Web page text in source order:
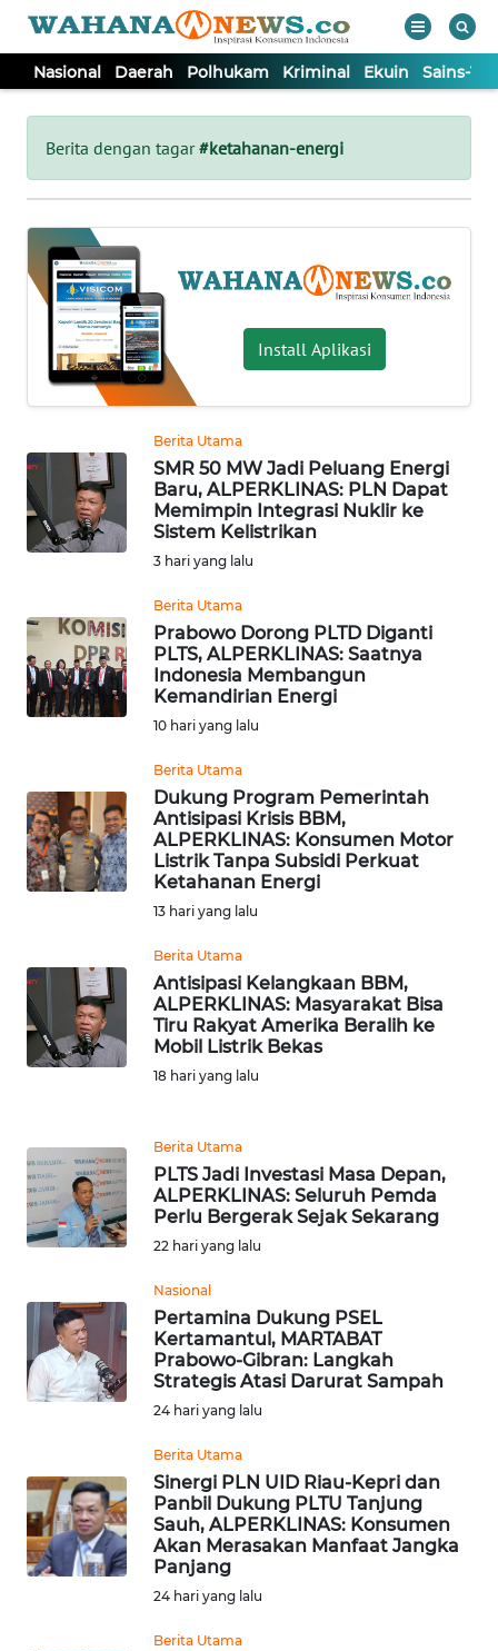
Nasional Daerah Polhukam Kriminal Ekuin Sains-
Berita dengan tagar#ketahanan-energi
Install Aplikasi
Berita Utama
SMR 50 MW Jadi Peluang Energi
Baru, ALPERKLINAS: PLN Dapat
Memimpin Integrasi Nuklir ke
Sistem Kelistrikan
3 hari yang lalu
Berita Utama
Prabowo Dorong PLTD Diganti
PLTS, ALPERKLINAS: Saatnya
Indonesia Membangun
Kemandirian Energi
10 hari yang lalu
Berita Utama
Dukung Program Pemerintah
Antisipasi Krisis BBM,
ALPERKLINAS: Konsumen Motor
Listrik Tanpa Subsidi Perkuat
Ketahanan Energi
13 hari yang lalu
Berita Utama
Antisipasi Kelangkaan BBM,
ALPERKLINAS: Masyarakat Bisa
Tiru Rakyat Amerika Beralih ke
Mobil Listrik Bekas
18 hari yang lalu
Berita Utama
PLTS Jadi Investasi Masa Depan,
ALPERKLINAS: Seluruh Pemda
Perlu Bergerak Sejak Sekarang
22 hari yang lalu
Nasional
Pertamina Dukung PSEL
Kertamantul, MARTABAT
Prabowo-Gibran: Langkah
Strategis Atasi Darurat Sampah
24 hari yang lalu
Berita Utama
Sinergi PLN UID Riau-Kepri dan
Panbil Dukung PLTU Tanjung
Sauh, ALPERKLINAS: Konsumen
Akan Merasakan Manfaat Jangka
Panjang
24 hari yang lalu
Berita Utama
Tutup
NASIONAL
DAERAH
POLHUKAM
KRIMINAL
EKUIN
SAINS-TEKNO
INTERNASIONAL
SERBA-SERBI
OLAHRAGA
OPINI
Informasi
INDEKS
KAMI
INFO
IKLAN
TENTANG
KAMI
PEDOMAN
MEDIA
REDAKSI
KARIR